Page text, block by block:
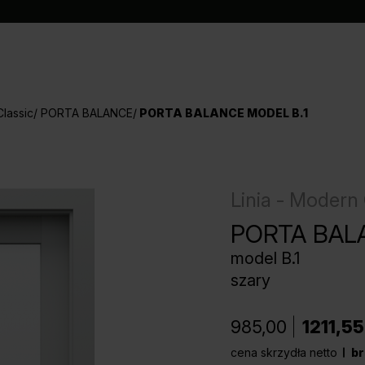
PORTA BALANCE PORTA BALANCE MODEL B.1
Linia - Modern
PORTA
model B.1
szary
985,00 1211,55
cena skrzydła netto